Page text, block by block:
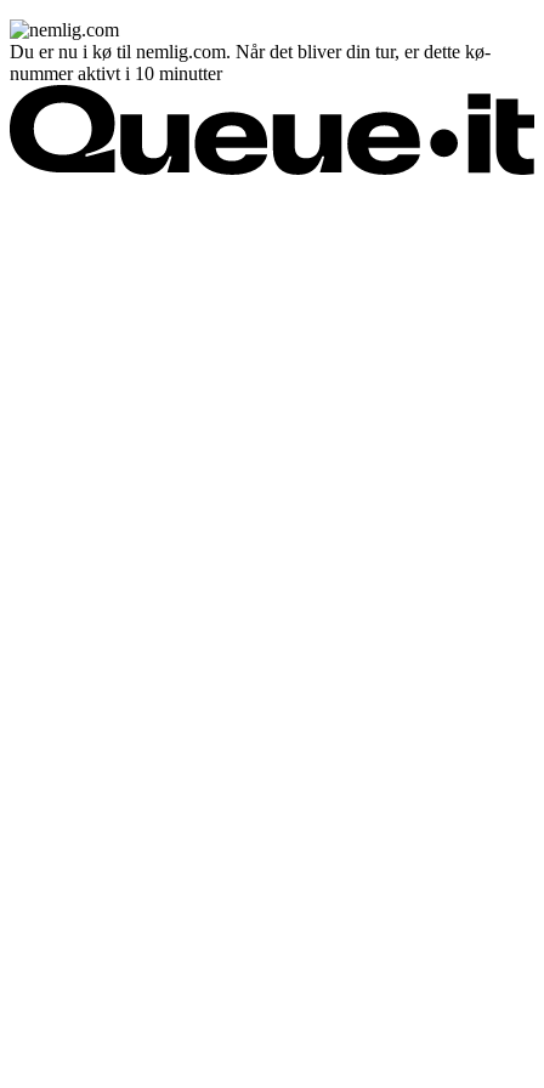
Du er nu i kø til nemlig.com. Når det bliver din tur, er dette kø-
nummer aktivt i 10 minutter